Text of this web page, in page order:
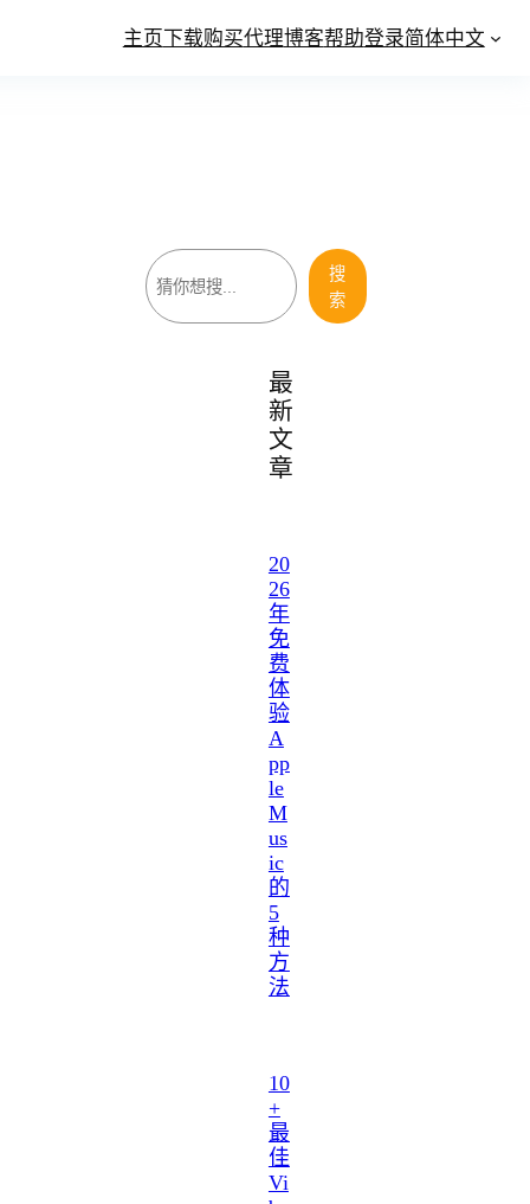
主页下载购买代理博客帮助登录简体中文
搜
索
搜
索
最
新
文
章
20
26
年
免
费
体
验
A
pp
le
M
us
ic
的
5
种
方
法
10
+
最
佳
Vi